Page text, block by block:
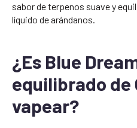
sabor de terpenos suave y
líquido de arándanos.
¿Es Blue
equilibrado de
vapear?